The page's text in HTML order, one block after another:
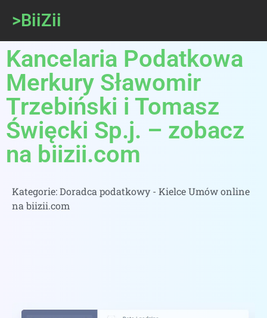
>BiiZii
Kancelaria Podatkowa
Merkury Sławomir
Trzebiński i Tomasz
Święcki Sp.j. – zobacz
na biizii.com
Kategorie:Doradca podatkowy - Kielce Umów online
na biizii.com